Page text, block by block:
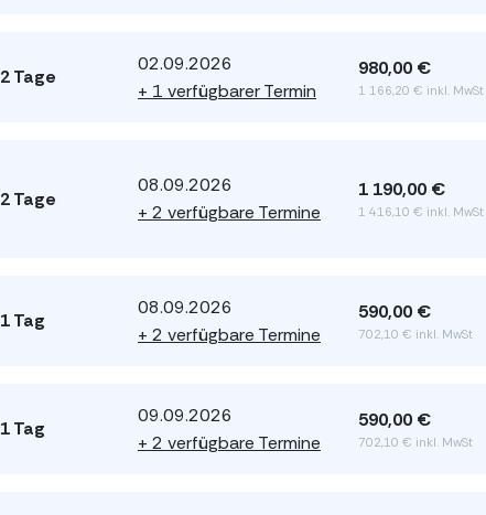
2 Tage
02.09.2026
+ 1 verfügbarer Termin
980,00 €
1 166,20 € inkl. MwSt
2 Tage
08.09.2026
+ 2 verfügbare Termine
1 190,00 €
1 416,10 € inkl. MwSt
1 Tag
08.09.2026
+ 2 verfügbare Termine
590,00 €
702,10 € inkl. MwSt
1 Tag
09.09.2026
+ 2 verfügbare Termine
590,00 €
702,10 € inkl. MwSt